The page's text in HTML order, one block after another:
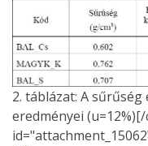
2. táblázat: A
eredményei